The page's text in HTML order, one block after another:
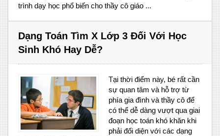
trình dạy học phổ biến cho thầy cô giáo ...
Dạng Toán Tìm X Lớp 3 Đối Với Học
Sinh Khó Hay Dễ?
Tại thời điểm này, bé rất cần
sự quan tâm và hỗ trợ từ
phía gia đình và thầy cô để
có thể dễ dàng vượt qua giai
đoạn học toán khó khăn khi
phải đối diện với các dạng